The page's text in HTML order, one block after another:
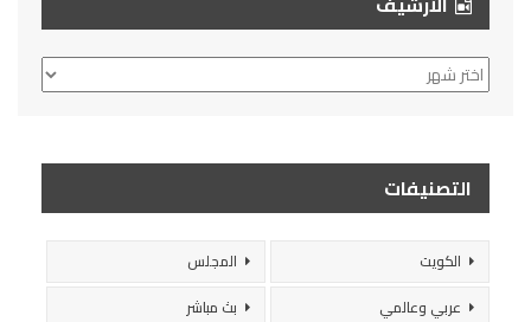
الأرشيف
التصنيفات
الكويت
المجلس
عربي وعالمي
بث مباشر